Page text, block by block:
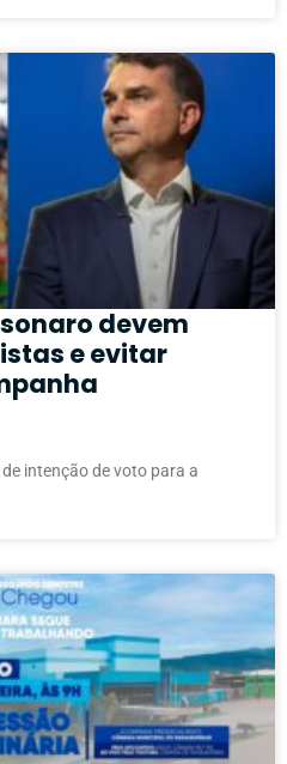
devem
e evitar
intenção de voto para a